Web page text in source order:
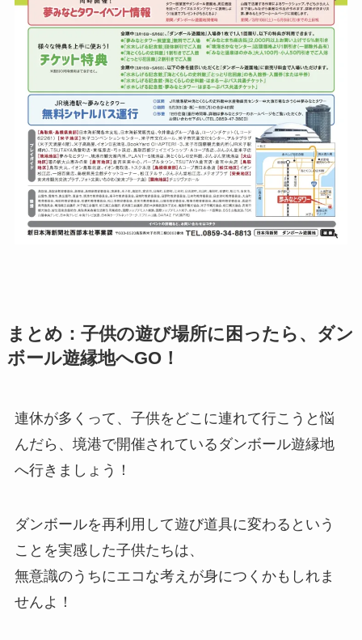
まとめ：子供の遊び場所に困ったら、ダン
ボール遊縁地へGO！
連休が多くって、子供をどこに連れて行こうと悩
んだら、境港で開催されているダンボール遊縁地
へ行きましょう！
ダンボールを再利用して遊び道具に変わるという
ことを実感した子供たちは、
無意識のうちにエコな考えが身につくかもしれま
せんよ！